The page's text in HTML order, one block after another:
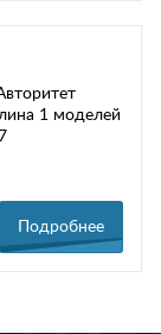
1 моделей
Подробнее